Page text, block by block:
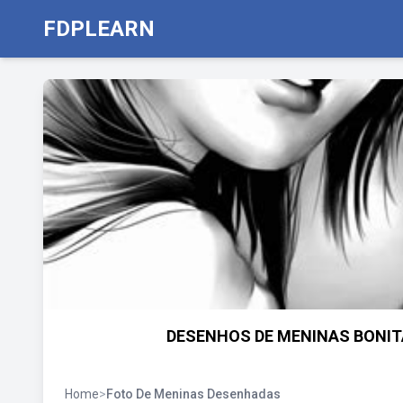
FDPLEARN
DESENHOS DE MENINAS
Home>Foto De Meninas Desenhadas